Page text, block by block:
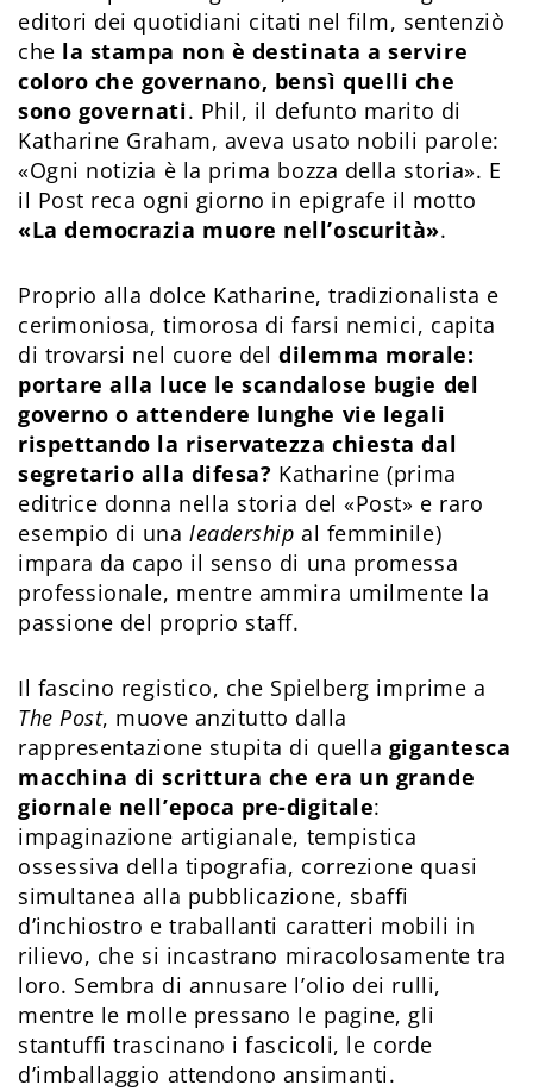
editori dei quotidiani citati nel film, sentenziò
che la stampa non è destinata a servire
coloro che governano, bensì quelli che
sono governati. Phil, il defunto marito di
Katharine Graham, aveva usato nobili parole:
«Ogni notizia è la prima bozza della storia». E
il Post reca ogni giorno in epigrafe il motto
«La democrazia muore nell’oscurità».
Proprio alla dolce Katharine, tradizionalista e
cerimoniosa, timorosa di farsi nemici, capita
di trovarsi nel cuore deldilemma morale:
portare alla luce le scandalose bugie del
governo o attendere lunghe vie legali
rispettando la riservatezza chiesta dal
segretario alla difesa? Katharine (prima
editrice donna nella storia del «Post» e raro
esempio di unaleadership al femminile)
impara da capo il senso di una promessa
professionale, mentre ammira umilmente la
passione del proprio staff.
Il fascino registico, che Spielberg imprime a
The Post, muove anzitutto dalla
rappresentazione stupita di quella gigantesca
macchina di scrittura che era un grande
giornale nell’epoca pre-digitale:
impaginazione artigianale, tempistica
ossessiva della tipografia, correzione quasi
simultanea alla pubblicazione, sbaffi
d’inchiostro e traballanti caratteri mobili in
rilievo, che si incastrano miracolosamente tra
loro. Sembra di annusare l’olio dei rulli,
mentre le molle pressano le pagine, gli
stantuffi trascinano i fascicoli, le corde
d’imballaggio attendono ansimanti.